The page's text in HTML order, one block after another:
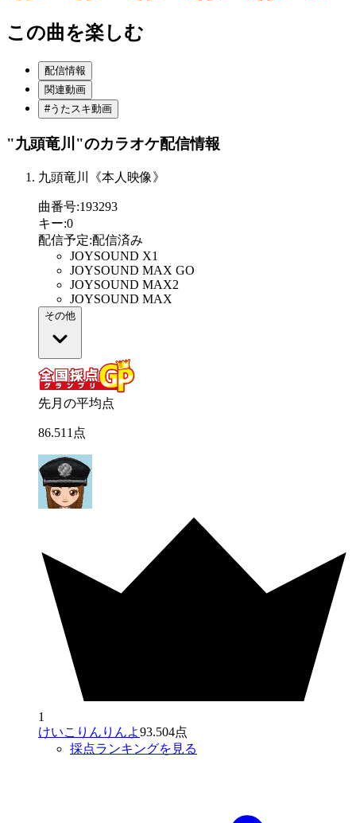
この曲を楽しむ
配信情報
関連動画
#うたスキ動画
"九頭竜川"のカラオケ配信情報
九頭竜川《本人映像》
曲番号:193293
キー:0
配信予定:配信済み
JOYSOUND X1
JOYSOUND MAX GO
JOYSOUND MAX2
JOYSOUND MAX
その他
先月の平均点
86.511 点
1
けいこりんりんよ93.504点
採点ランキングを見る